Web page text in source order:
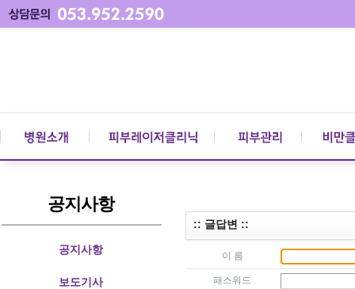
공지사항
공지사항
보도기사
:: 글답변 ::
이 름
패스워드